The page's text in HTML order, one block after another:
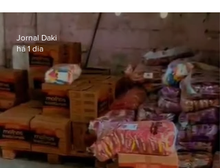
educação
Jornal Daki
há 1 dia